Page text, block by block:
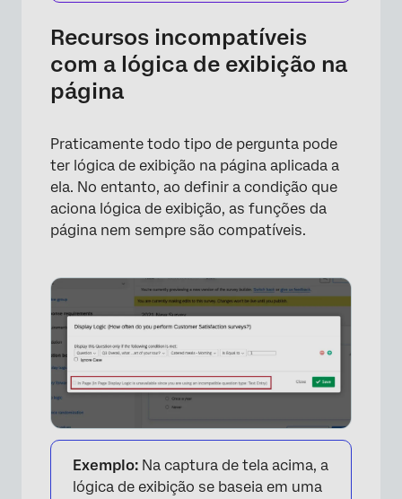
×
Recursos incompatíveis
com a lógica de exibição na
página
Praticamente todo tipo de pergunta pode
ter lógica de exibição na página aplicada a
ela. No entanto, ao definir a condição que
aciona lógica de exibição, as funções da
página nem sempre são compatíveis.
Exemplo: Na captura de tela acima, a
lógica de exibição se baseia em uma